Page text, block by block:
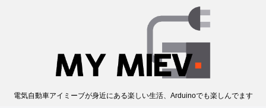
電気自動車アイミーブが身近にある楽しい生活、Arduinoでも楽しんでます